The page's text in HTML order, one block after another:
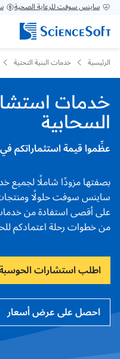
ساينس سوفت للرعاية الصحية
الرئيسية خدمات البنية التحتية
خدمات
السحابية
عظِّموا قيمة استثماراتكم
بصفتها مزودًا شاملًا لجميع
ساينس سوفت حلولًا
على أقصى استفادة من
من خطوات رحلة اعتمادكم
اطلب استشارات
احصل على عرض أسعار